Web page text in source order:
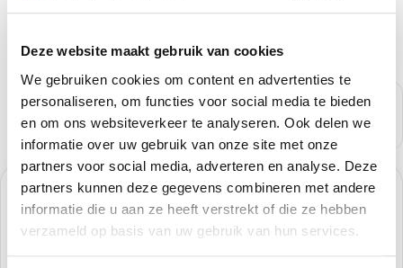
Deze website maakt gebruik van cookies
We gebruiken cookies om content en advertenties te
personaliseren, om functies voor social media te bieden
en om ons websiteverkeer te analyseren. Ook delen we
informatie over uw gebruik van onze site met onze
partners voor social media, adverteren en analyse. Deze
partners kunnen deze gegevens combineren met andere
informatie die u aan ze heeft verstrekt of die ze hebben
verzameld op basis van uw gebruik van hun services.
Normale prijs:
€ 33,05
Prijzen excl. BTW